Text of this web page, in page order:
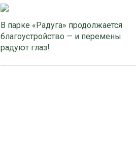
В парке «Радуга» продолжается
благоустройство — и перемены
радуют глаз!